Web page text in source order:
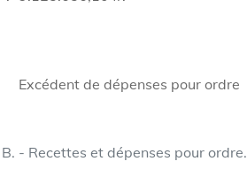
B. - Recettes et dépenses pour ordre.
Excédent de dépenses pour ordre